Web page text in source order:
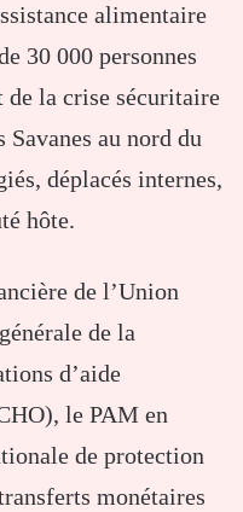
alimentaire
30 000 personnes
de la crise sécuritaire
Savanes au nord du
déplacés internes,
hôte.
de l’Union
de la
d’aide
le PAM en
de protection
monétaires